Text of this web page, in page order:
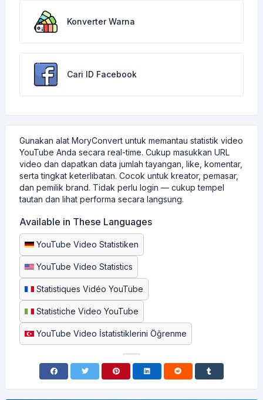
Konverter Warna
Cari ID Facebook
Gunakan alat MoryConvert untuk memantau statistik video
YouTube Anda secara real-time. Cukup masukkan URL
video dan dapatkan data jumlah tayangan, like, komentar,
serta tingkat keterlibatan. Cocok untuk kreator, pemasar,
dan pemilik brand. Tidak perlu login — cukup tempel
tautan dan lihat performa secara langsung.
Available in These Languages
YouTube Video Statistiken
YouTube Video Statistics
Statistiques Vidéo YouTube
Statistiche Video YouTube
YouTube Video İstatistiklerini Öğrenme